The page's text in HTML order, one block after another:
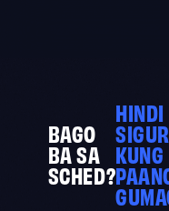
BAGO
BA SA
SCHED?
HINDI
KUNG